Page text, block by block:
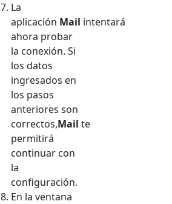
La
aplicación Mail intentará
ahora probar
la conexión. Si
los datos
ingresados en
los pasos
anteriores son
correctos,Mail te
permitirá
continuar con
la
configuración.
En la ventana